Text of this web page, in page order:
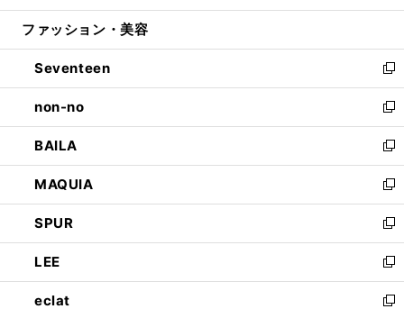
開
ウ
開
く
ン
ウ
で
開
く
ウ
ン
ド
ウ
で
開
く
ファッション・美容
Seventeen
新
し
い
ウ
ィ
ン
ド
ウ
で
開
く
non-no
新
し
い
ウ
ィ
ン
ド
ウ
で
開
く
BAILA
新
し
い
ウ
ィ
ン
ド
ウ
で
MAQUIA
新
し
い
ウ
ィ
ン
ド
SPUR
新
し
い
ウ
ィ
LEE
新
し
い
eclat
新